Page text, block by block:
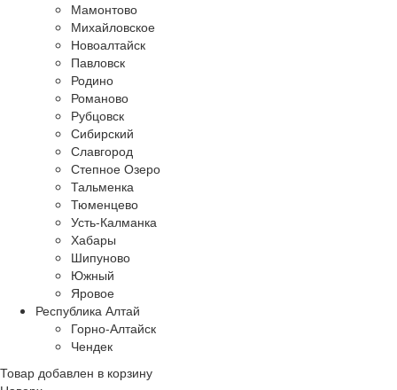
Мамонтово
Михайловское
Новоалтайск
Павловск
Родино
Романово
Рубцовск
Сибирский
Славгород
Степное Озеро
Тальменка
Тюменцево
Усть-Калманка
Хабары
Шипуново
Южный
Яровое
Республика Алтай
Горно-Алтайск
Чендек
Товар добавлен в корзину